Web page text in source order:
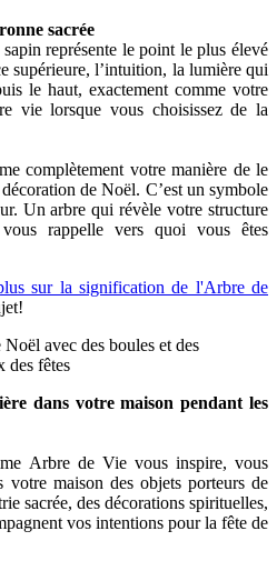
sacrée
représente le point le plus élevé
supérieure, l’intuition, la lumière qui
le haut, exactement comme votre
vie lorsque vous choisissez de la
complètement votre manière de le
de Noël. C’est un symbole
Un arbre qui révèle votre structure
rappelle vers quoi vous êtes
sur la signification de l'Arbre de
dans votre maison pendant les
Arbre de Vie vous inspire, vous
votre maison des objets porteurs de
sacrée, des décorations spirituelles,
vos intentions pour la fête de